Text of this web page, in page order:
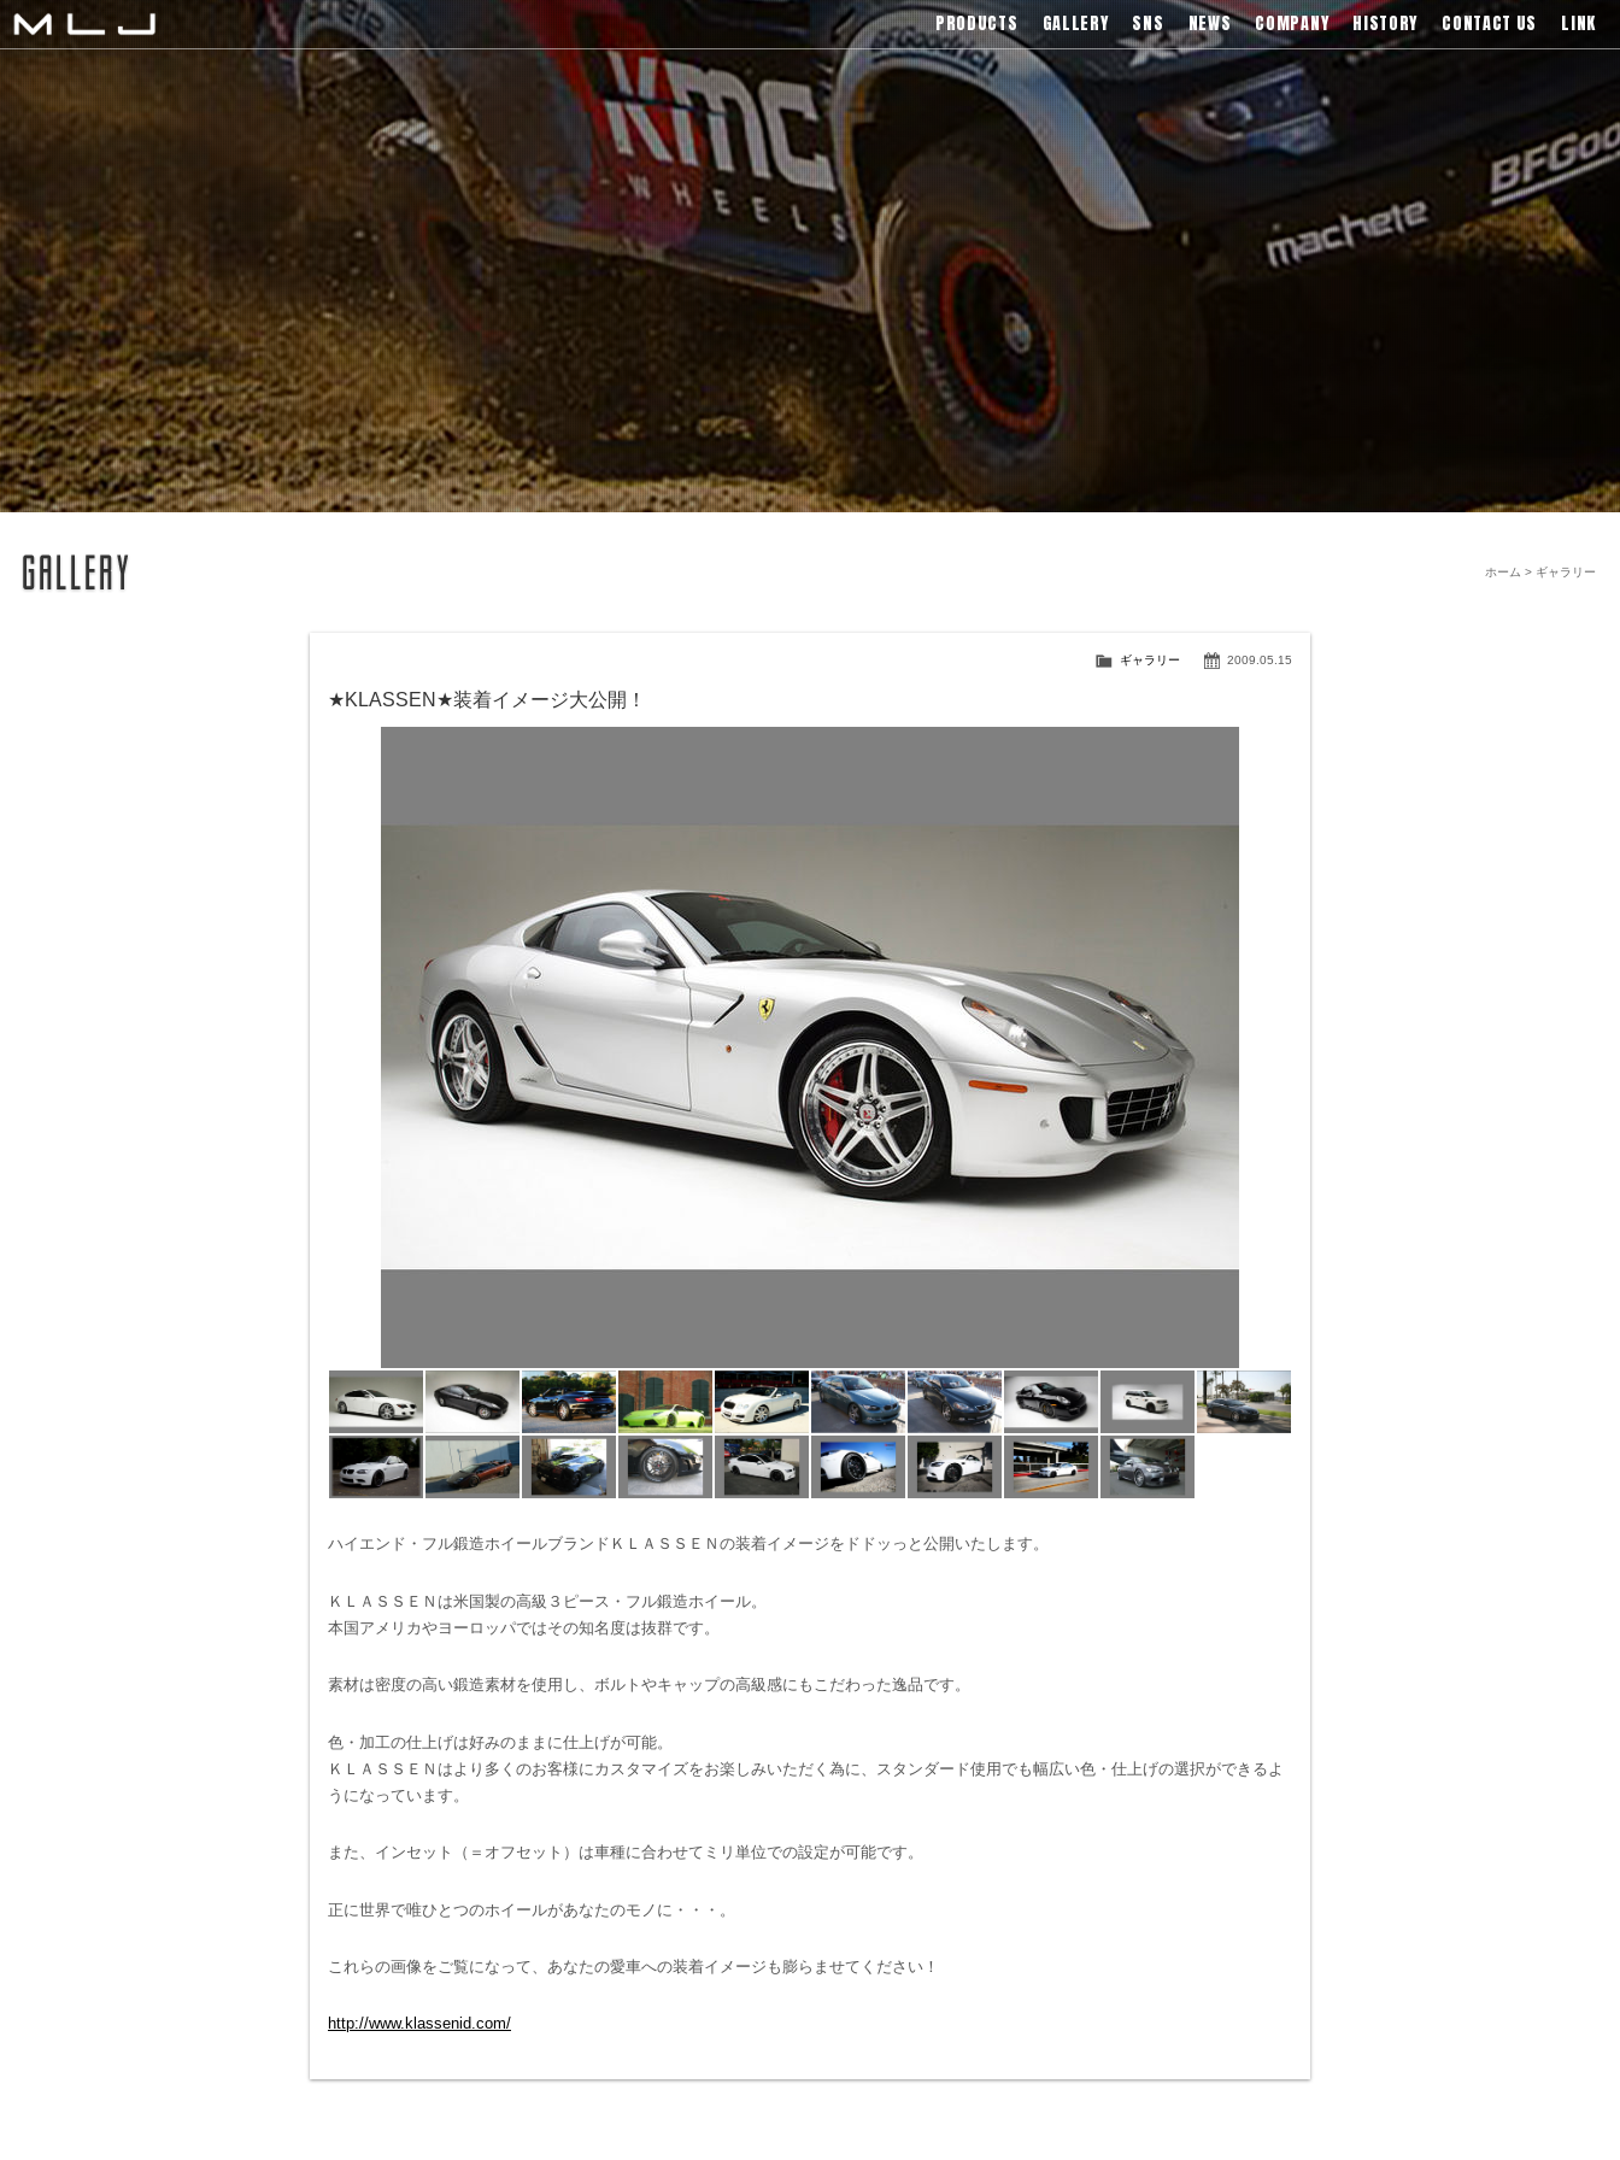
MLJ / Lexani(レクサーニ),Asanti(アサンティ),Wrest(ヴァレスト)などブランドアルミホイールの販売、輸入総代理店
PRODUCTS GALLERY SNS NEWS COMPANY HISTORY CONTACT US LINK
ギャラリー
ホーム >
2009.05.15
ギャラリー
★KLASSEN★装着イメージ大公開！
ハイエンド・フル鍛造ホイールブランドＫＬＡＳＳＥＮの装着イメージをドドッっと公開いたします。
ＫＬＡＳＳＥＮは米国製の高級３ピース・フル鍛造ホイール。
本国アメリカやヨーロッパではその知名度は抜群です。
素材は密度の高い鍛造素材を使用し、ボルトやキャップの高級感にもこだわった逸品です。
色・加工の仕上げは好みのままに仕上げが可能。
ＫＬＡＳＳＥＮはより多くのお客様にカスタマイズをお楽しみいただく為に、スタンダード使用でも幅広い色・仕上げの選択ができるよ
うになっています。
また、インセット（＝オフセット）は車種に合わせてミリ単位での設定が可能です。
正に世界で唯ひとつのホイールがあなたのモノに・・・。
これらの画像をご覧になって、あなたの愛車への装着イメージも膨らませてください！
http://www.klassenid.com/